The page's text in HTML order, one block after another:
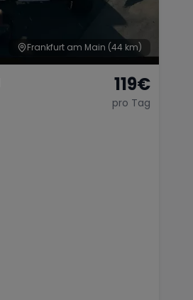
Frankfurt am Main (44 km)
119€
pro Tag